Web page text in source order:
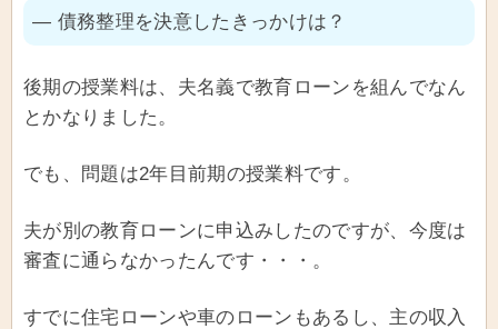
― 債務整理を決意したきっかけは？
後期の授業料は、夫名義で教育ローンを組んでなん
とかなりました。
でも、問題は2年目前期の授業料です。
夫が別の教育ローンに申込みしたのですが、今度は
審査に通らなかったんです・・・。
すでに住宅ローンや車のローンもあるし、主の収入